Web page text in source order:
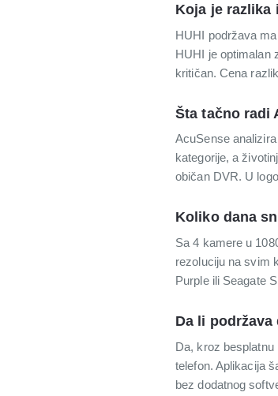
Koja je razlika
HUHI podržava
HUHI je optimalan
kritičan. Cena
Šta tačno radi
AcuSense
kategorije, a
običan DVR. U
Koliko dana
Sa 4 kamere u
rezoluciju na svim
Purple ili Seagate
Da li
Da, kroz
telefon. Aplikacija
bez dodatnog